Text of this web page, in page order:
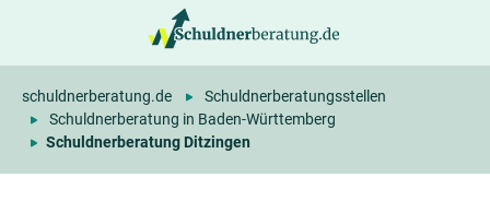
schuldnerberatung.de
Schuldnerberatungsstellen
Schuldnerberatung in Baden-Württemberg
Schuldnerberatung Ditzingen